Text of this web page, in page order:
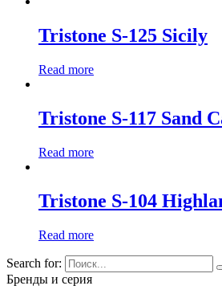
Tristone S-125 Sicily
Read more
Tristone S-117 Sand
Read more
Tristone S-104
Read more
Search for:
Бренды и серия